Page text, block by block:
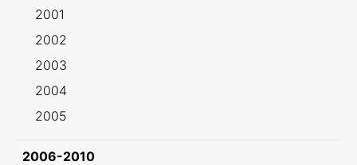
2001
2002
2003
2004
2005
2006-2010